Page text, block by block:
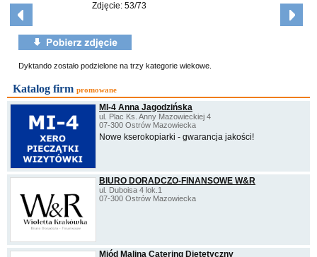
Zdjęcie: 53/73
Dyktando zostało podzielone na trzy kategorie wiekowe.
Katalog firm promowane
MI-4 Anna Jagodzińska
ul. Plac Ks. Anny Mazowieckiej 4
07-300 Ostrów Mazowiecka
Nowe kserokopiarki - gwarancja jakości!
BIURO DORADCZO-FINANSOWE W&R
ul. Duboisa 4 lok.1
07-300 Ostrów Mazowiecka
Miód Malina Catering Dietetyczny